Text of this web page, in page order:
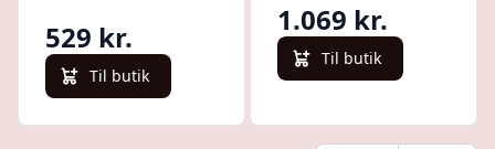
529 kr.
Til butik
1.069 kr.
Til butik